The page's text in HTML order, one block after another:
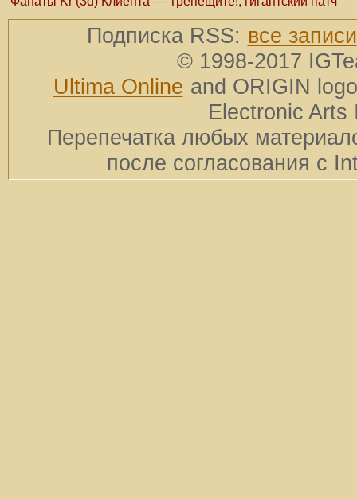
Подписка RSS: все записи
© 1998-2017
Ultima Online and ORIGIN
Electronic Arts
Перепечатка любых
после согласования с